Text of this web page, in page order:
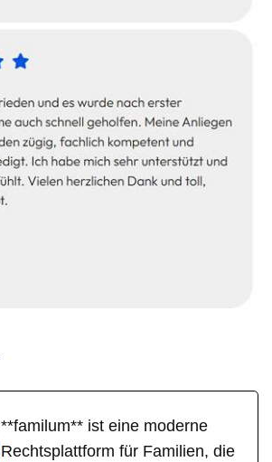
**familum** ist eine moderne
Rechtsplattform für Familien, die